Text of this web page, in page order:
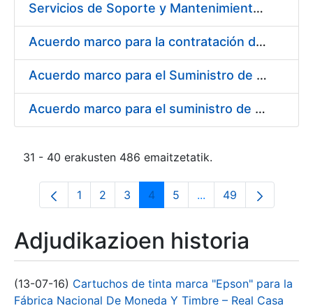
Servicios de Soporte y Mantenimiento Integral (correctivo, preventivo, evolutivo) del Sistema de Gestión del Ciclo de Vida de las Aplicaciones en el Área de Desarrollo de CERES
Acuerdo marco para la contratación del suministro de material de informática para equipos de producción
Acuerdo marco para el Suministro de Consumibles Informáticos
Acuerdo marco para el suministro de material de filtración
31 - 40 erakusten 486 emaitzetatik.
Orrialdea
1 Orrialdea
2 Orrialdea
3 Orrialdea
4 Orrialdea
5 ...Intermediate Pages
Orrialdea
49
Adjudikazioen historia
(13-07-16) Cartuchos de tinta marca "Epson" para la
Fábrica Nacional De Moneda Y Timbre – Real Casa